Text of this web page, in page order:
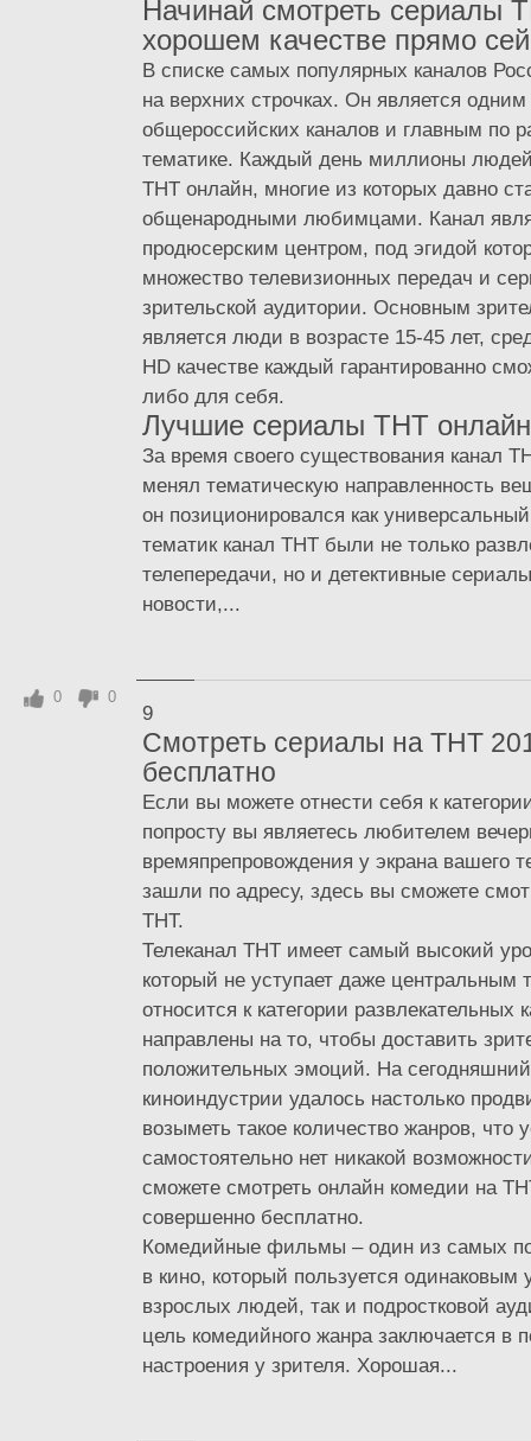
Начинай смотреть сериалы
хорошем качестве прямо
В списке самых популярных каналов
на верхних строчках. Он является
общероссийских каналов и главным по
тематике. Каждый день миллионы
ТНТ онлайн, многие из которых давно
общенародными любимцами. Канал
продюсерским центром, под эгидой
множество телевизионных передач и
зрительской аудитории. Основным
является люди в возрасте 15-45 лет,
HD качестве каждый гарантированно
либо для себя.
Лучшие сериалы ТНТ онлайн
За время своего существования канал
менял тематическую направленность
он позиционировался как
тематик канал ТНТ были не только
телепередачи, но и детективные
новости,...
9
Смотреть сериалы на ТНТ
бесплатно
Если вы можете отнести себя к
попросту вы являетесь любителем
времяпрепровождения у экрана вашего
зашли по адресу, здесь вы сможете
ТНТ.
Телеканал ТНТ имеет самый высокий
который не уступает даже центральным
относится к категории развлекательных
направлены на то, чтобы доставить
положительных эмоций. На
киноиндустрии удалось настолько
возыметь такое количество жанров, что
самостоятельно нет никакой
сможете смотреть онлайн комедии на
совершенно бесплатно.
Комедийные фильмы – один из самых
в кино, который пользуется одинаковым
взрослых людей, так и подростковой
цель комедийного жанра заключается в
настроения у зрителя. Хорошая...
0 0